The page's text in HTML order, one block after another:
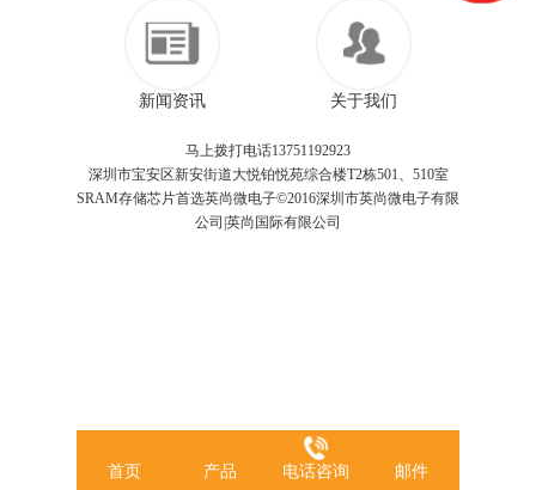
新闻资讯 关于我们
马上拨打电话13751192923
深圳市宝安区新安街道大悦铂悦苑综合楼T2栋501、510室
SRAM存储芯片首选英尚微电子©2016深圳市英尚微电子有限
公司|英尚国际有限公司
首页 产品 电话咨询 邮件